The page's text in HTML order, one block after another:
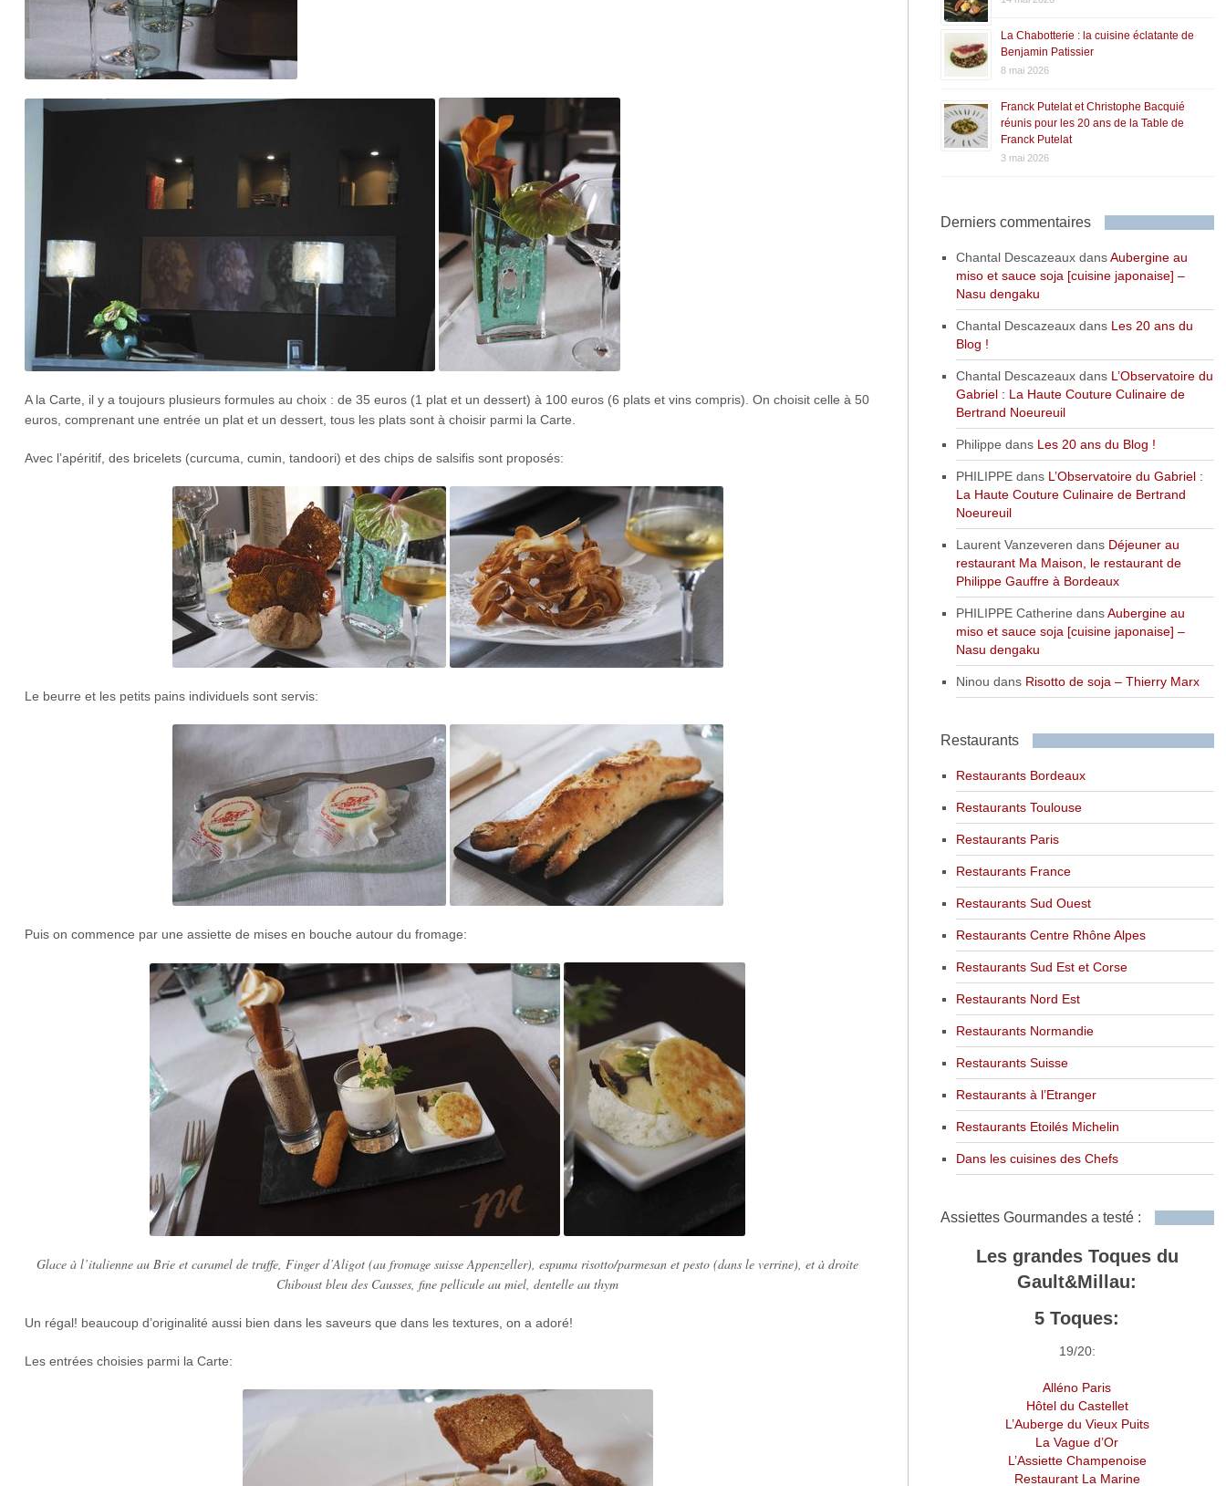
A la Carte, il y a toujours plusieurs formules au choix : de 35 euros (1 plat et un dessert) à 100 euros (6 plats et vins compris). On choisit celle à 50
euros, comprenant une entrée un plat et un dessert, tous les plats sont à choisir parmi la Carte.
Avec l’apéritif, des bricelets (curcuma, cumin, tandoori) et des chips de salsifis sont proposés:
Le beurre et les petits pains individuels sont servis:
Puis on commence par une assiette de mises en bouche autour du fromage:
Glace à l’italienne au Brie et caramel de truffe, Finger d’Aligot (au fromage suisse Appenzeller), espuma risotto/parmesan et pesto (dans le verrine), et à droite
Chiboust bleu des Causses, fine pellicule au miel, dentelle au thym
Un régal! beaucoup d’originalité aussi bien dans les saveurs que dans les textures, on a adoré!
Les entrées choisies parmi la Carte:
La Chabotterie : la cuisine éclatante de
Benjamin Patissier
8 mai 2026
Franck Putelat et Christophe Bacquié
réunis pour les 20 ans de la Table de
Franck Putelat
3 mai 2026
Derniers commentaires
Chantal DescazeauxdansAubergine au
miso et sauce soja [cuisine japonaise] –
Nasu dengaku
Chantal Descazeauxdans Les 20 ans du
Blog !
Chantal Descazeauxdans L’Observatoire du
Gabriel : La Haute Couture Culinaire de
Bertrand Noeureuil
Philippe dans Les 20 ans du Blog !
PHILIPPEdans L’Observatoire du Gabriel :
La Haute Couture Culinaire de Bertrand
Noeureuil
Laurent Vanzeveren dans Déjeuner au
restaurant Ma Maison, le restaurant de
Philippe Gauffre à Bordeaux
PHILIPPE Catherine dansAubergine au
miso et sauce soja [cuisine japonaise] –
Nasu dengaku
Ninou dans Risotto de soja – Thierry Marx
Restaurants
Restaurants Bordeaux
Restaurants Toulouse
Restaurants Paris
Restaurants France
Restaurants Sud Ouest
Restaurants Centre Rhône Alpes
Restaurants Sud Est et Corse
Restaurants Nord Est
Restaurants Normandie
Restaurants Suisse
Restaurants à l’Etranger
Restaurants Etoilés Michelin
Dans les cuisines des Chefs
Assiettes Gourmandes a testé :
Les grandes Toques du
Gault&Millau:
5 Toques:
19/20:
Alléno Paris
Hôtel du Castellet
L’Auberge du Vieux Puits
La Vague d’Or
L’Assiette Champenoise
Restaurant La Marine